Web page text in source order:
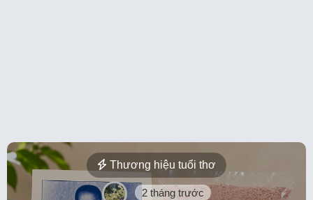
Thương hiệu tuổi thơ
2 tháng trước